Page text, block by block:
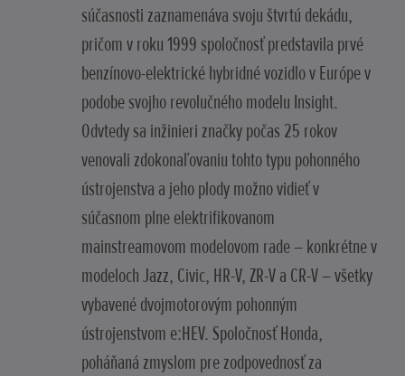
súčasnosti zaznamenáva svoju štvrtú dekádu,
pričom v roku 1999 spoločnosť predstavila prvé
benzínovo-elektrické hybridné vozidlo v Európe v
podobe svojho revolučného modelu Insight.
Odvtedy sa inžinieri značky počas 25 rokov
venovali zdokonaľovaniu tohto typu pohonného
ústrojenstva a jeho plody možno vidieť v
súčasnom plne elektrifikovanom
mainstreamovom modelovom rade – konkrétne v
modeloch Jazz, Civic, HR-V, ZR-V a CR-V – všetky
vybavené dvojmotorovým pohonným
ústrojenstvom e:HEV. Spoločnosť Honda,
poháňaná zmyslom pre zodpovednosť za